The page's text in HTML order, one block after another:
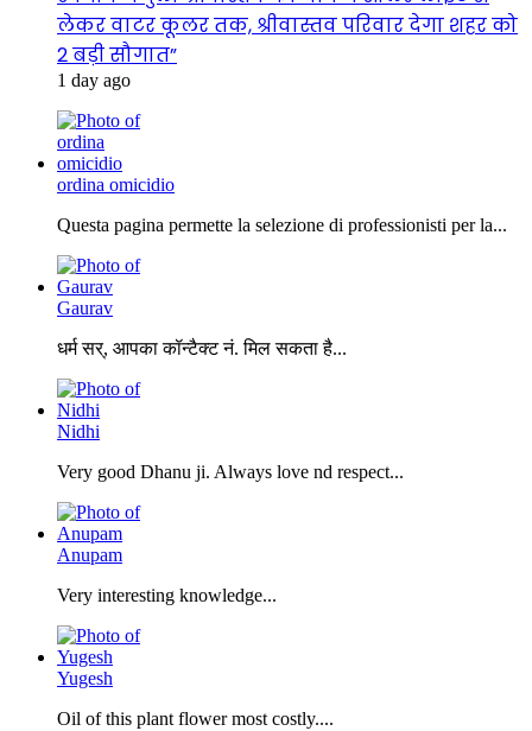
लेकर वाटर कूलर तक, श्रीवास्तव परिवार देगा शहर को
2 बड़ी सौगात”
1 day ago
ordina omicidio
Questa pagina permette la selezione di professionisti per la...
Gaurav
धर्म सर्, आपका कॉन्टैक्ट नं. मिल सकता है...
Nidhi
Very good Dhanu ji. Always love nd respect...
Anupam
Very interesting knowledge...
Yugesh
Oil of this plant flower most costly....